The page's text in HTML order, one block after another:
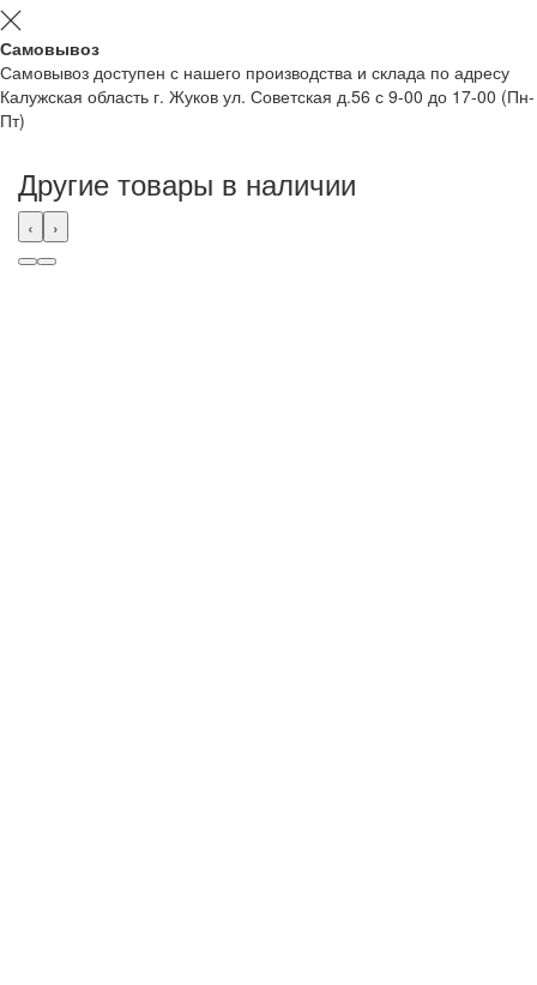
Самовывоз
Самовывоз доступен с нашего производства и склада по адресу
Калужская область г. Жуков ул. Советская д.56 с 9-00 до 17-00 (Пн-
Пт)
Другие товары в наличии
‹ ›